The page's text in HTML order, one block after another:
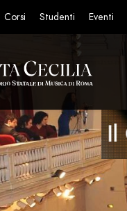
Corsi Studenti Eventi